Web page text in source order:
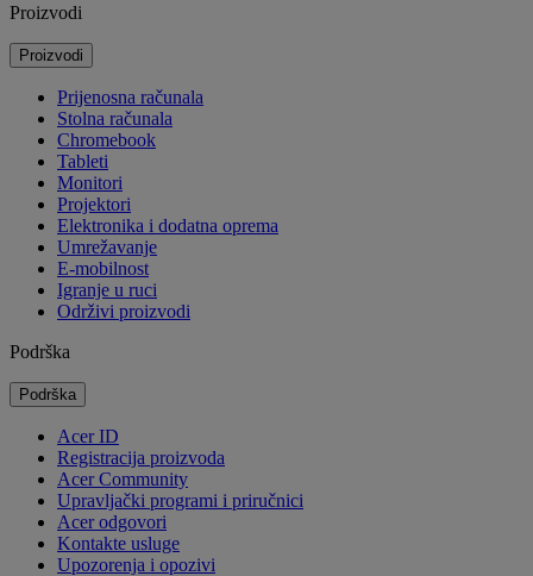
Proizvodi
Proizvodi
Prijenosna računala
Stolna računala
Chromebook
Tableti
Monitori
Projektori
Elektronika i dodatna oprema
Umrežavanje
E-mobilnost
Igranje u ruci
Održivi proizvodi
Podrška
Podrška
Acer ID
Registracija proizvoda
Acer Community
Upravljački programi i priručnici
Acer odgovori
Kontakte usluge
Upozorenja i opozivi